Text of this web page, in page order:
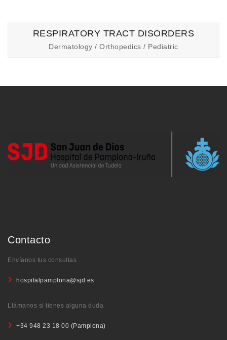
RESPIRATORY TRACT DISORDERS
Dermatology / Orthopedics / Pediatric
Contacto
Envíanos tus consultas
hospitalpamplona@sjd.es
Llámanos si tienes alguna duda
+34 948 23 18 00 (Pamplona)